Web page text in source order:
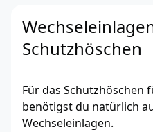
Schutzhöschen
Für das Schutzhöschen
benötigst du natürlich
Wechseleinlagen.